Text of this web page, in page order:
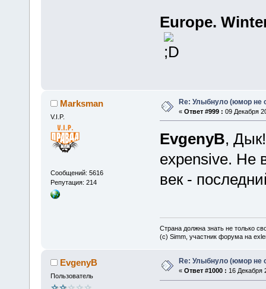
Europe.
Marksman
V.I.P.
Сообщений: 5616
Репутация: 214
Re: Улыбнуло (юмор не
« Ответ #999 : 09 Декабря
EvgenyB,
expensive. Не
век -
Страна должна знать не только
(c) Simm, участник форума на
EvgenyB
Пользователь
Re: Улыбнуло (юмор не
« Ответ #1000 : 16 Декабря